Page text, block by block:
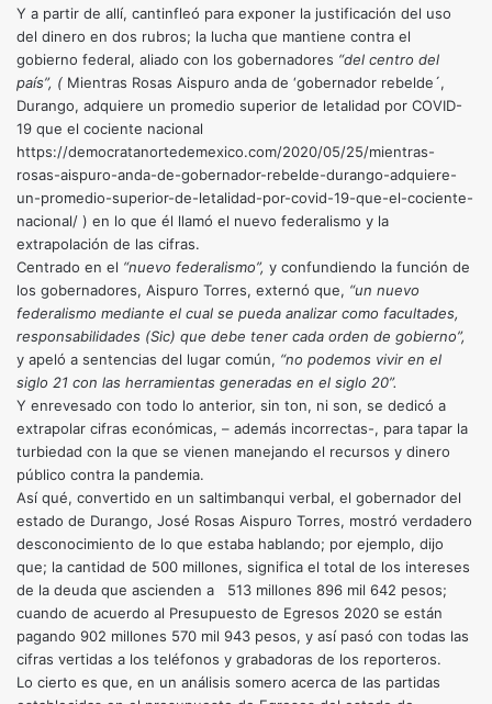
Y a partir de allí, cantinfleó para exponer la justificación del uso
del dinero en dos rubros; la lucha que mantiene contra el
gobierno federal, aliado con los gobernadores “del centro del
país”, ( Mientras Rosas Aispuro anda de ‘gobernador rebelde´,
Durango, adquiere un promedio superior de letalidad por COVID-
19 que el cociente nacional
https://democratanortedemexico.com/2020/05/25/mientras-
rosas-aispuro-anda-de-gobernador-rebelde-durango-adquiere-
un-promedio-superior-de-letalidad-por-covid-19-que-el-cociente-
nacional/ ) en lo que él llamó el nuevo federalismo y la
extrapolación de las cifras.
Centrado en el “nuevo federalismo”, y confundiendo la función de
los gobernadores, Aispuro Torres, externó que, “un nuevo
federalismo mediante el cual se pueda analizar como facultades,
responsabilidades (Sic) que debe tener cada orden de gobierno”,
y apeló a sentencias del lugar común, “no podemos vivir en el
siglo 21 con las herramientas generadas en el siglo 20”.
Y enrevesado con todo lo anterior, sin ton, ni son, se dedicó a
extrapolar cifras económicas, – además incorrectas-, para tapar la
turbiedad con la que se vienen manejando el recursos y dinero
público contra la pandemia.
Así qué, convertido en un saltimbanqui verbal, el gobernador del
estado de Durango, José Rosas Aispuro Torres, mostró verdadero
desconocimiento de lo que estaba hablando; por ejemplo, dijo
que; la cantidad de 500 millones, significa el total de los intereses
de la deuda que ascienden a 513 millones 896 mil 642 pesos;
cuando de acuerdo al Presupuesto de Egresos 2020 se están
pagando 902 millones 570 mil 943 pesos, y así pasó con todas las
cifras vertidas a los teléfonos y grabadoras de los reporteros.
Lo cierto es que, en un análisis somero acerca de las partidas